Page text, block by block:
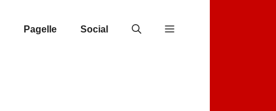
Pagelle Social